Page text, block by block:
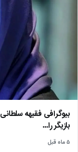
بیوگرافی فقیهه
بازیگر را…
۵ ماه قبل